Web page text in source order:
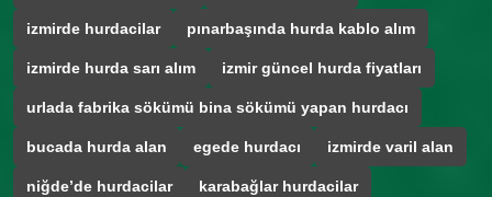
izmirde hurdacilar pınarbaşında hurda kablo alım
izmirde hurda sarı alım izmir güncel hurda fiyatları
urlada fabrika sökümü bina sökümü yapan hurdacı
bucada hurda alan egede hurdacı izmirde varil alan
niğde’de hurdacilar karabağlar hurdacilar